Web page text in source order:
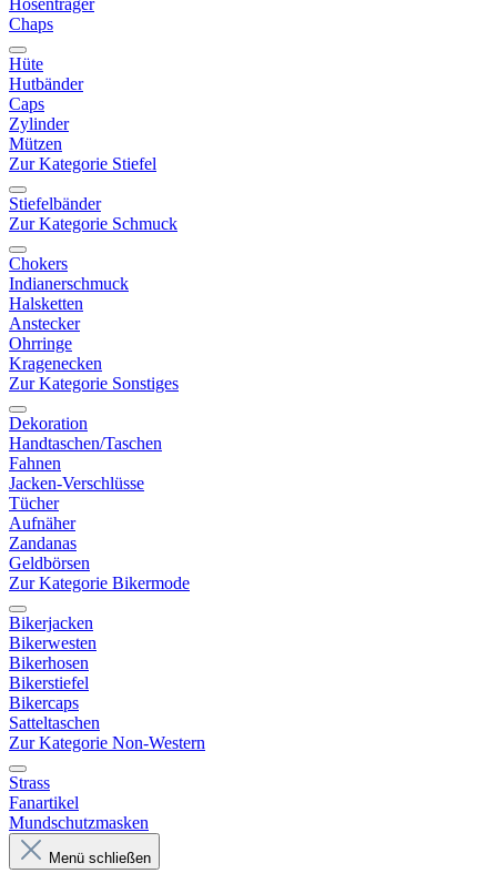
Hosenträger
Chaps
Hüte
Hutbänder
Caps
Zylinder
Mützen
Zur Kategorie Stiefel
Stiefelbänder
Zur Kategorie Schmuck
Chokers
Indianerschmuck
Halsketten
Anstecker
Ohrringe
Kragenecken
Zur Kategorie Sonstiges
Dekoration
Handtaschen/Taschen
Fahnen
Jacken-Verschlüsse
Tücher
Aufnäher
Zandanas
Geldbörsen
Zur Kategorie Bikermode
Bikerjacken
Bikerwesten
Bikerhosen
Bikerstiefel
Bikercaps
Satteltaschen
Zur Kategorie Non-Western
Strass
Fanartikel
Mundschutzmasken
Menü schließen